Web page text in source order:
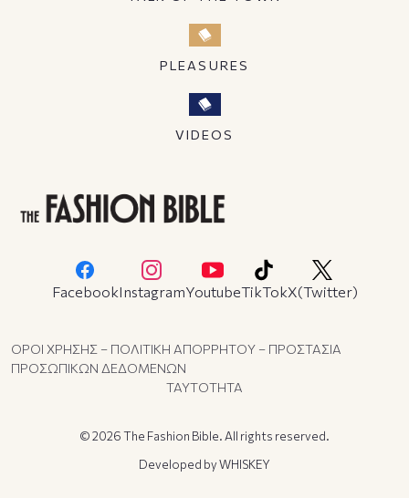
PLEASURES
VIDEOS
FacebookInstagramYoutubeTikTokX(Twitter)
ΟΡΟΙ ΧΡΗΣΗΣ – ΠΟΛΙΤΙΚΗ ΑΠΟΡΡΗΤΟΥ – ΠΡΟΣΤΑΣΙΑ
ΠΡΟΣΩΠΙΚΩΝ ΔΕΔΟΜΕΝΩΝ
ΤΑΥΤΟΤΗΤΑ
© 2026 The Fashion Bible. All rights reserved.
Developed byWHISKEY